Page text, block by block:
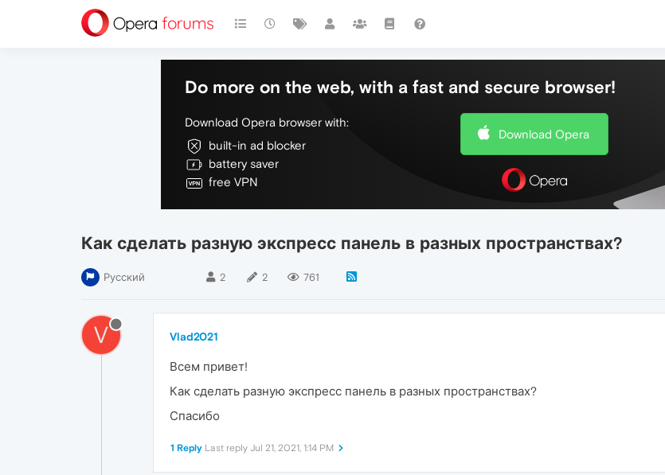
Do more on the web, with a fast and secure browser!
Download Opera browser with:
built-in ad blocker
battery saver
free VPN
Download Opera
Как сделать разную экспресс панель в разных пространствах?
Русский 2 2 761
V Vlad2021
Всем привет!
Как сделать разную экспресс панель в разных пространствах?
Спасибо
1 Reply Last reply Jul 21, 2021, 1:14 PM